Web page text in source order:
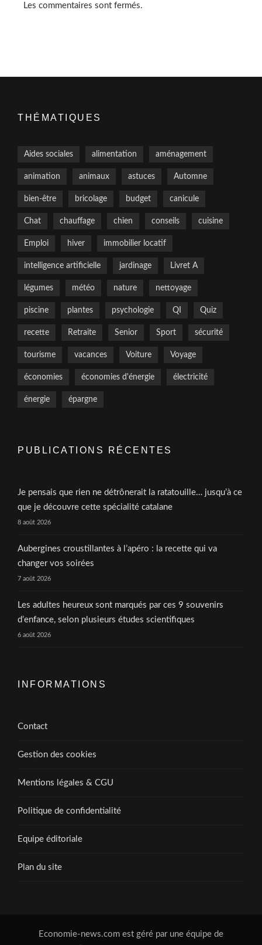
Les commentaires sont fermés.
THÉMATIQUES
Aides sociales alimentation aménagement
animation animaux astuces Automne
bien-être bricolage budget canicule
Chat chauffage chien conseils cuisine
Emploi hiver immobilier locatif
intelligence artificielle jardinage Livret A
légumes météo nature nettoyage
piscine plantes psychologie QI Quiz
recette Retraite Senior Sport sécurité
tourisme vacances Voiture Voyage
économies économies d'énergie électricité
énergie épargne
PUBLICATIONS RÉCENTES
Je pensais que rien ne détrônerait la ratatouille… jusqu’à ce
que je découvre cette spécialité catalane
8 août 2026
Aubergines croustillantes à l’apéro : la recette qui va
changer vos soirées
7 août 2026
Les adultes heureux sont marqués par ces 9 souvenirs
d’enfance, selon plusieurs études scientifiques
6 août 2026
INFORMATIONS
Contact
Gestion des cookies
Mentions légales & CGU
Politique de confidentialité
Equipe éditoriale
Plan du site
Economie-news.com est géré par une équipe de